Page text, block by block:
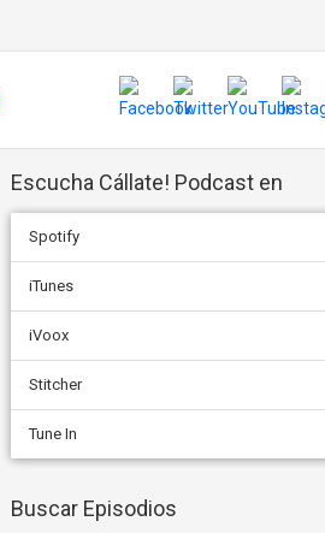
Escucha Cállate! Podcast en
Spotify
iTunes
iVoox
Stitcher
Tune In
Buscar Episodios